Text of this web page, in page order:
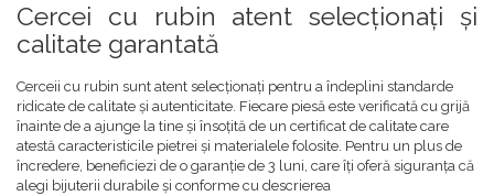
Cercei cu rubin atent selecționați și
calitate garantată
Cerceii cu rubin sunt atent selecționați pentru a îndeplini standarde
ridicate de calitate și autenticitate. Fiecare piesă este verificată cu grijă
înainte de a ajunge la tine și însoțită de un certificat de calitate care
atestă caracteristicile pietrei și materialele folosite. Pentru un plus de
încredere, beneficiezi de o garanție de 3 luni, care îți oferă siguranța că
alegi bijuterii durabile și conforme cu descrierea